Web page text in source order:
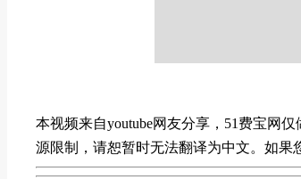
本视频来自youtube网友分享，51费宝网
源限制，请恕暂时无法翻译为中文。如